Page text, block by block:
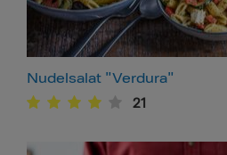
Nudelsalat "Verdura"
21